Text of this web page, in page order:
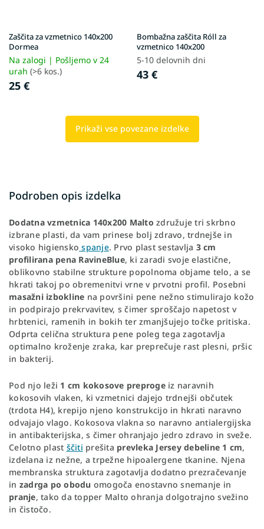
Zaščita za vzmetnico 140x200
Dormea
Na zalogi | Pošljemo v 24
urah (>6 kos.)
25 €
Bombažna zaščita Róll za
vzmetnico 140x200
5-10 delovnih dni
43 €
Prikaži vse povezane izdelke
Podroben opis izdelka
Dodatna vzmetnica 140x200 Malto združuje tri skrbno
izbrane plasti, da vam prinese bolj zdravo, trdnejše in
visoko higiensko spanje. Prvo plast sestavlja 3 cm
profilirana pena RavineBlue, ki zaradi svoje elastične,
oblikovno stabilne strukture popolnoma objame telo, a se
hkrati takoj po obremenitvi vrne v prvotni profil. Posebni
masažni izbokline na površini pene nežno stimulirajo kožo
in podpirajo prekrvavitev, s čimer sproščajo napetost v
hrbtenici, ramenih in bokih ter zmanjšujejo točke pritiska.
Odprta celična struktura pene poleg tega zagotavlja
optimalno kroženje zraka, kar preprečuje rast plesni, pršic
in bakterij.
Pod njo leži 1 cm kokosove preprogeiz naravnih
kokosovih vlaken, ki vzmetnici dajejo trdnejši občutek
(trdota H4), krepijo njeno konstrukcijo in hkrati naravno
odvajajo vlago. Kokosova vlakna so naravno antialergijska
in antibakterijska, s čimer ohranjajo jedro zdravo in sveže.
Celotno plast ščiti prešita prevleka Jersey debeline 1 cm,
izdelana iz nežne, a trpežne hipoalergene tkanine. Njena
membranska struktura zagotavlja dodatno prezračevanje
in zadrga po obodu omogoča enostavno snemanje in
pranje, tako da topper Malto ohranja dolgotrajno svežino
in čistočo.